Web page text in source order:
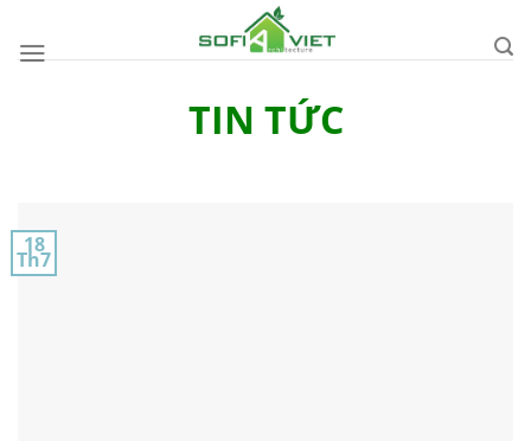
content
TIN TỨC
18
Th7